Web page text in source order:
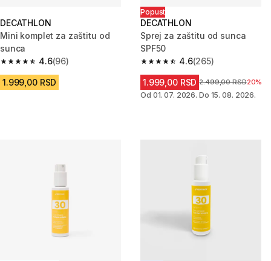
DECATHLON
Mini komplet za zaštitu od
sunca
4.6
4.6 od 5 zvezdica from 96 Recenzije
(96)
1.999,00 RSD
Popust
DECATHLON
Sprej za zaštitu od sunca
SPF50
4.6
4.6 od 5 zvezdica from 265
(265)
1.999,00 RSD Cena pre sniženja
2.499,00 RSD20%
Od 01. 07. 2026. Do 15. 08. 2026.